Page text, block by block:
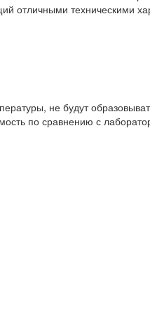
отличными техническими
не будут
по сравнению с